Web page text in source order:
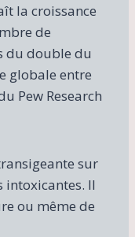
la croissance
de
du double du
globale entre
Pew Research
sur
intoxicantes. Il
ou même de